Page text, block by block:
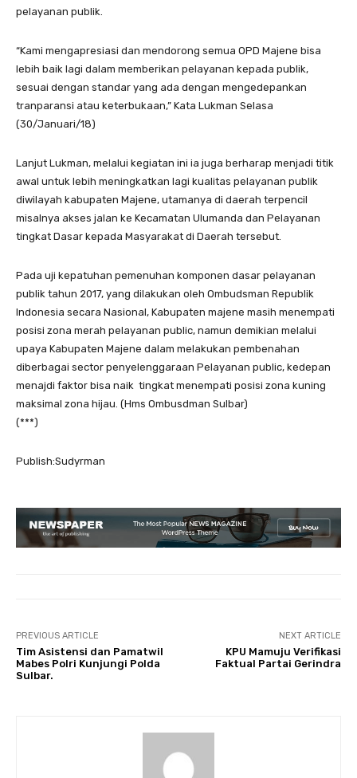
pelayanan publik.
“Kami mengapresiasi dan mendorong semua OPD Majene bisa
lebih baik lagi dalam memberikan pelayanan kepada publik,
sesuai dengan standar yang ada dengan mengedepankan
tranparansi atau keterbukaan,” Kata Lukman Selasa
(30/Januari/18)
Lanjut Lukman, melalui kegiatan ini ia juga berharap menjadi titik
awal untuk lebih meningkatkan lagi kualitas pelayanan publik
diwilayah kabupaten Majene, utamanya di daerah terpencil
misalnya akses jalan ke Kecamatan Ulumanda dan Pelayanan
tingkat Dasar kepada Masyarakat di Daerah tersebut.
Pada uji kepatuhan pemenuhan komponen dasar pelayanan
publik tahun 2017, yang dilakukan oleh Ombudsman Republik
Indonesia secara Nasional, Kabupaten majene masih menempati
posisi zona merah pelayanan public, namun demikian melalui
upaya Kabupaten Majene dalam melakukan pembenahan
diberbagai sector penyelenggaraan Pelayanan public, kedepan
menajdi faktor bisa naik tingkat menempati posisi zona kuning
maksimal zona hijau. (Hms Ombusdman Sulbar)
(***)
Publish:Sudyrman
PREVIOUS ARTICLE
Tim Asistensi dan Pamatwil
Mabes Polri Kunjungi Polda
Sulbar.
NEXT ARTICLE
KPU Mamuju Verifikasi
Faktual Partai Gerindra